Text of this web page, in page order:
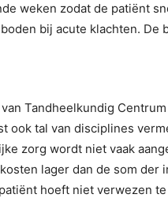
weken zodat de patiënt
bij acute klachten. De
Tandheelkundig
ook tal van disciplines
zorg wordt niet vaak
lager dan de som
hoeft niet verwezen